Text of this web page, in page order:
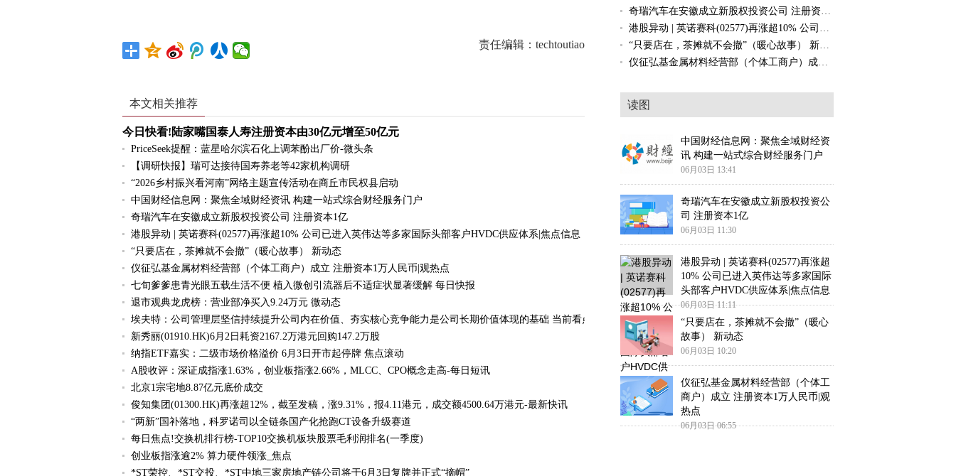
责任编辑：techtoutiao
本文相关推荐
今日快看!陆家嘴国泰人寿注册资本由30亿元增至50亿元
PriceSeek提醒：蓝星哈尔滨石化上调苯酚出厂价-微头条
【调研快报】瑞可达接待国寿养老等42家机构调研
“2026乡村振兴看河南”网络主题宣传活动在商丘市民权县启动
中国财经信息网：聚焦全域财经资讯 构建一站式综合财经服务门户
奇瑞汽车在安徽成立新股权投资公司 注册资本1亿
港股异动 | 英诺赛科(02577)再涨超10% 公司已进入英伟达等多家国际头部客户HVDC供应体系|焦点信息
“只要店在，茶摊就不会撤”（暖心故事） 新动态
仪征弘基金属材料经营部（个体工商户）成立 注册资本1万人民币|观热点
七旬爹爹患青光眼五载生活不便 植入微创引流器后不适症状显著缓解 每日快报
退市观典龙虎榜：营业部净买入9.24万元 微动态
埃夫特：公司管理层坚信持续提升公司内在价值、夯实核心竞争能力是公司长期价值体现的基础 当前看点
新秀丽(01910.HK)6月2日耗资2167.2万港元回购147.2万股
纳指ETF嘉实：二级市场价格溢价 6月3日开市起停牌 焦点滚动
A股收评：深证成指涨1.63%，创业板指涨2.66%，MLCC、CPO概念走高-每日短讯
北京1宗宅地8.87亿元底价成交
俊知集团(01300.HK)再涨超12%，截至发稿，涨9.31%，报4.11港元，成交额4500.64万港元-最新快讯
“两新”国补落地，科罗诺司以全链条国产化抢跑CT设备升级赛道
每日焦点!交换机排行榜-TOP10交换机板块股票毛利润排名(一季度)
创业板指涨逾2% 算力硬件领涨_焦点
*ST荣控、*ST交投、*ST中地三家房地产链公司将于6月3日复牌并正式“摘帽”
奇瑞汽车在安徽成立新股权投资公司 注册资本1亿
港股异动 | 英诺赛科(02577)再涨超10% 公司已进入英伟达等多家国际头部客户HVDC供应体系|焦点信息
“只要店在，茶摊就不会撤”（暖心故事） 新动态
仪征弘基金属材料经营部（个体工商户）成立 注册资本1万人民币|观热点
读图
中国财经信息网：聚焦全域财经资
讯 构建一站式综合财经服务门户
06月03日 13:41
奇瑞汽车在安徽成立新股权投资公
司 注册资本1亿
06月03日 11:30
港股异动 | 英诺赛科(02577)再涨超
10% 公司已进入英伟达等多家国际
头部客户HVDC供应体系|焦点信息
06月03日 11:11
“只要店在，茶摊就不会撤”（暖心
故事） 新动态
06月03日 10:20
仪征弘基金属材料经营部（个体工
商户）成立 注册资本1万人民币|观
热点
06月03日 06:55